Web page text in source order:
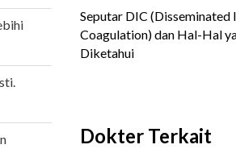
Dokter Terkait